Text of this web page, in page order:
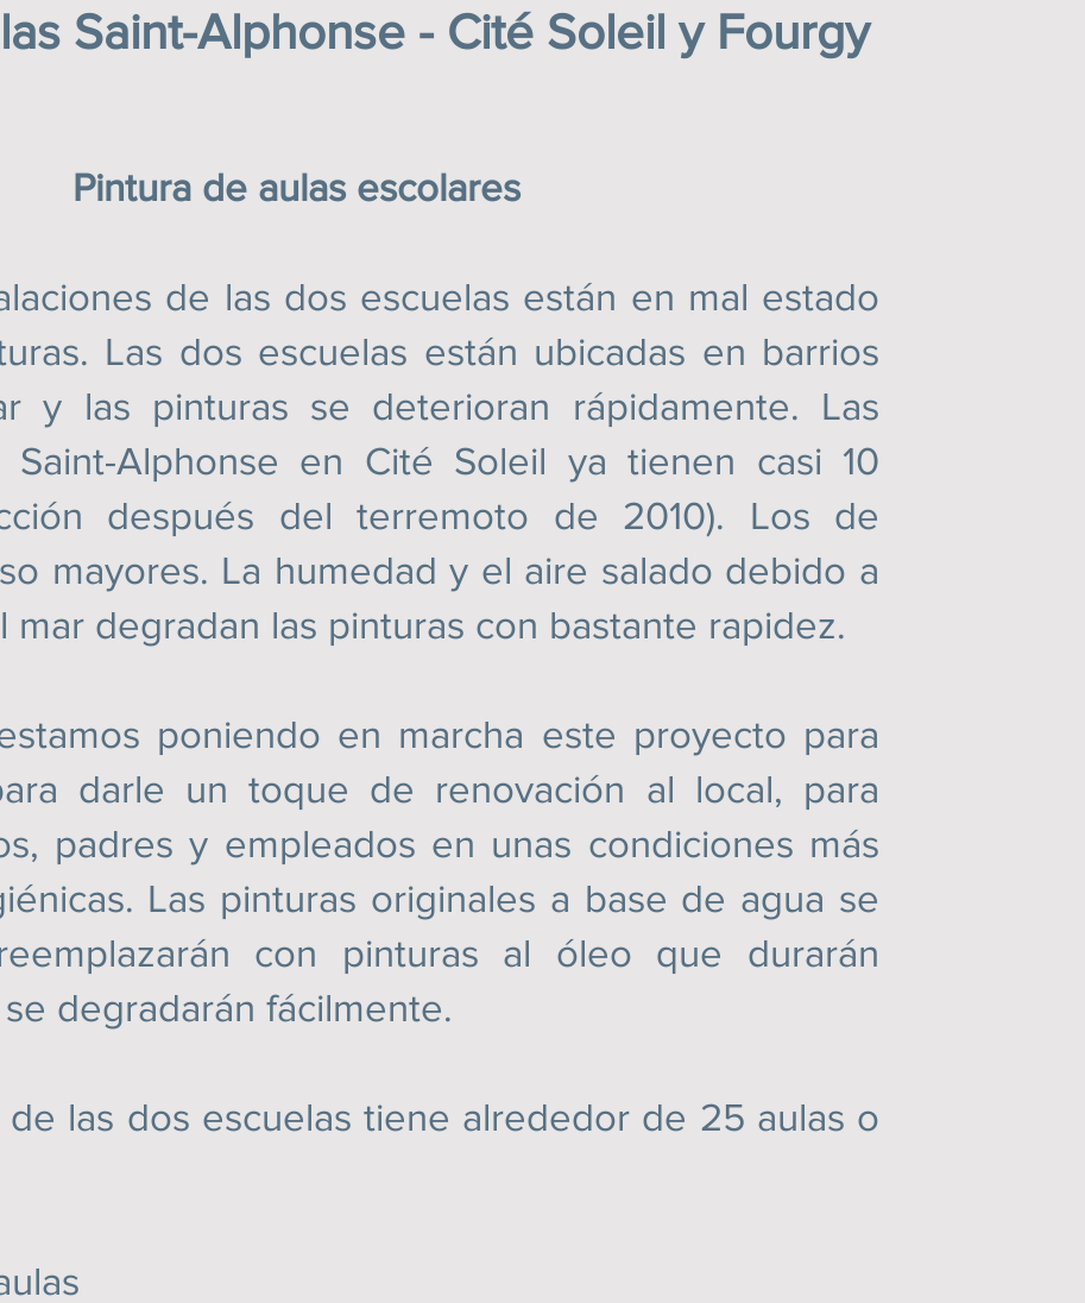
Saint-Alphonse - Cité Soleil y Fourgy
Pintura de aulas escolares
de las dos escuelas están en mal estado
Las dos escuelas están ubicadas en barrios
y las pinturas se deterioran rápidamente. Las
Saint-Alphonse en Cité Soleil ya tienen casi 10
después del terremoto de 2010). Los de
mayores. La humedad y el aire salado debido a
mar degradan las pinturas con bastante rapidez.
poniendo en marcha este proyecto para
darle un toque de renovación al local, para
padres y empleados en unas condiciones más
Las pinturas originales a base de agua se
con pinturas al óleo que durarán
degradarán fácilmente.
dos escuelas tiene alrededor de 25 aulas o